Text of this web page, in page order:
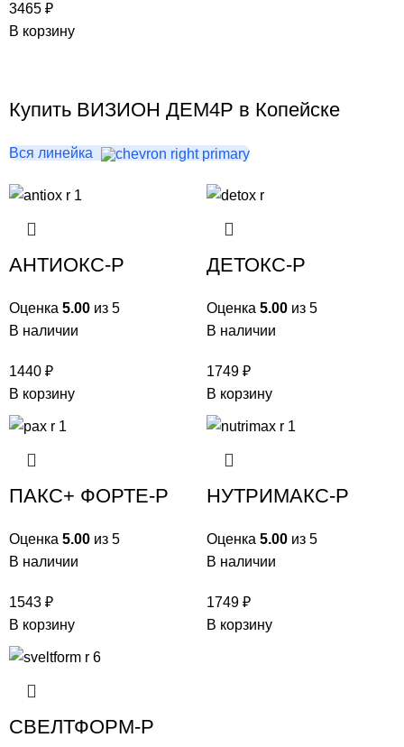
3465 ₽
В корзину
Купить ВИЗИОН ДЕМ4Р в Копейске
Вся линейка
АНТИОКС-Р
Оценка 5.00 из 5
В наличии
1440 ₽
В корзину
ДЕТОКС-Р
Оценка 5.00 из 5
В наличии
1749 ₽
В корзину
ПАКС+ ФОРТЕ-Р
Оценка 5.00 из 5
В наличии
1543 ₽
В корзину
НУТРИМАКС-Р
Оценка 5.00 из 5
В наличии
1749 ₽
В корзину
СВЕЛТФОРМ-Р